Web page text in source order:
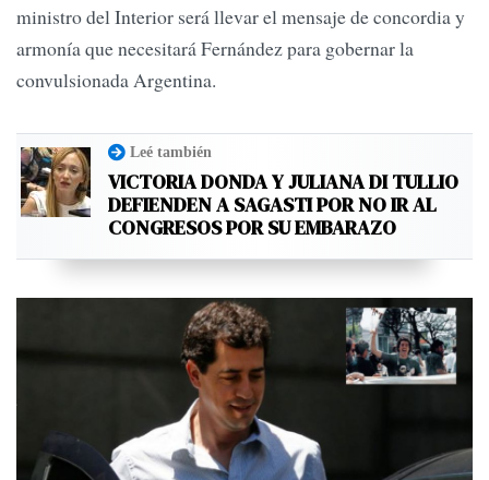
ministro del Interior será llevar el mensaje de concordia y
armonía que necesitará Fernández para gobernar la
convulsionada Argentina.
Leé también
VICTORIA DONDA Y JULIANA DI TULLIO
DEFIENDEN A SAGASTI POR NO IR AL
CONGRESOS POR SU EMBARAZO